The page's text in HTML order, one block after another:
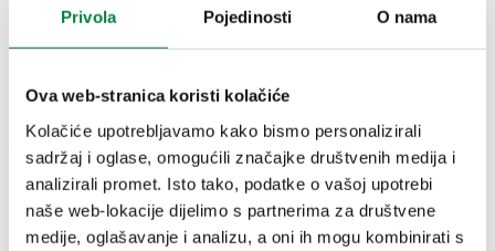
Privola Pojedinosti O nama
Ova web-stranica koristi kolačiće
Kolačiće upotrebljavamo kako bismo personalizirali
sadržaj i oglase, omogućili značajke društvenih medija i
analizirali promet. Isto tako, podatke o vašoj upotrebi
naše web-lokacije dijelimo s partnerima za društvene
medije, oglašavanje i analizu, a oni ih mogu kombinirati s
23 p. 1,5
G 3/8" A (ISO 228-1)
krajnji izlaz
1,35
3D modeli
Tekst tendera Prikaži Kopiraj